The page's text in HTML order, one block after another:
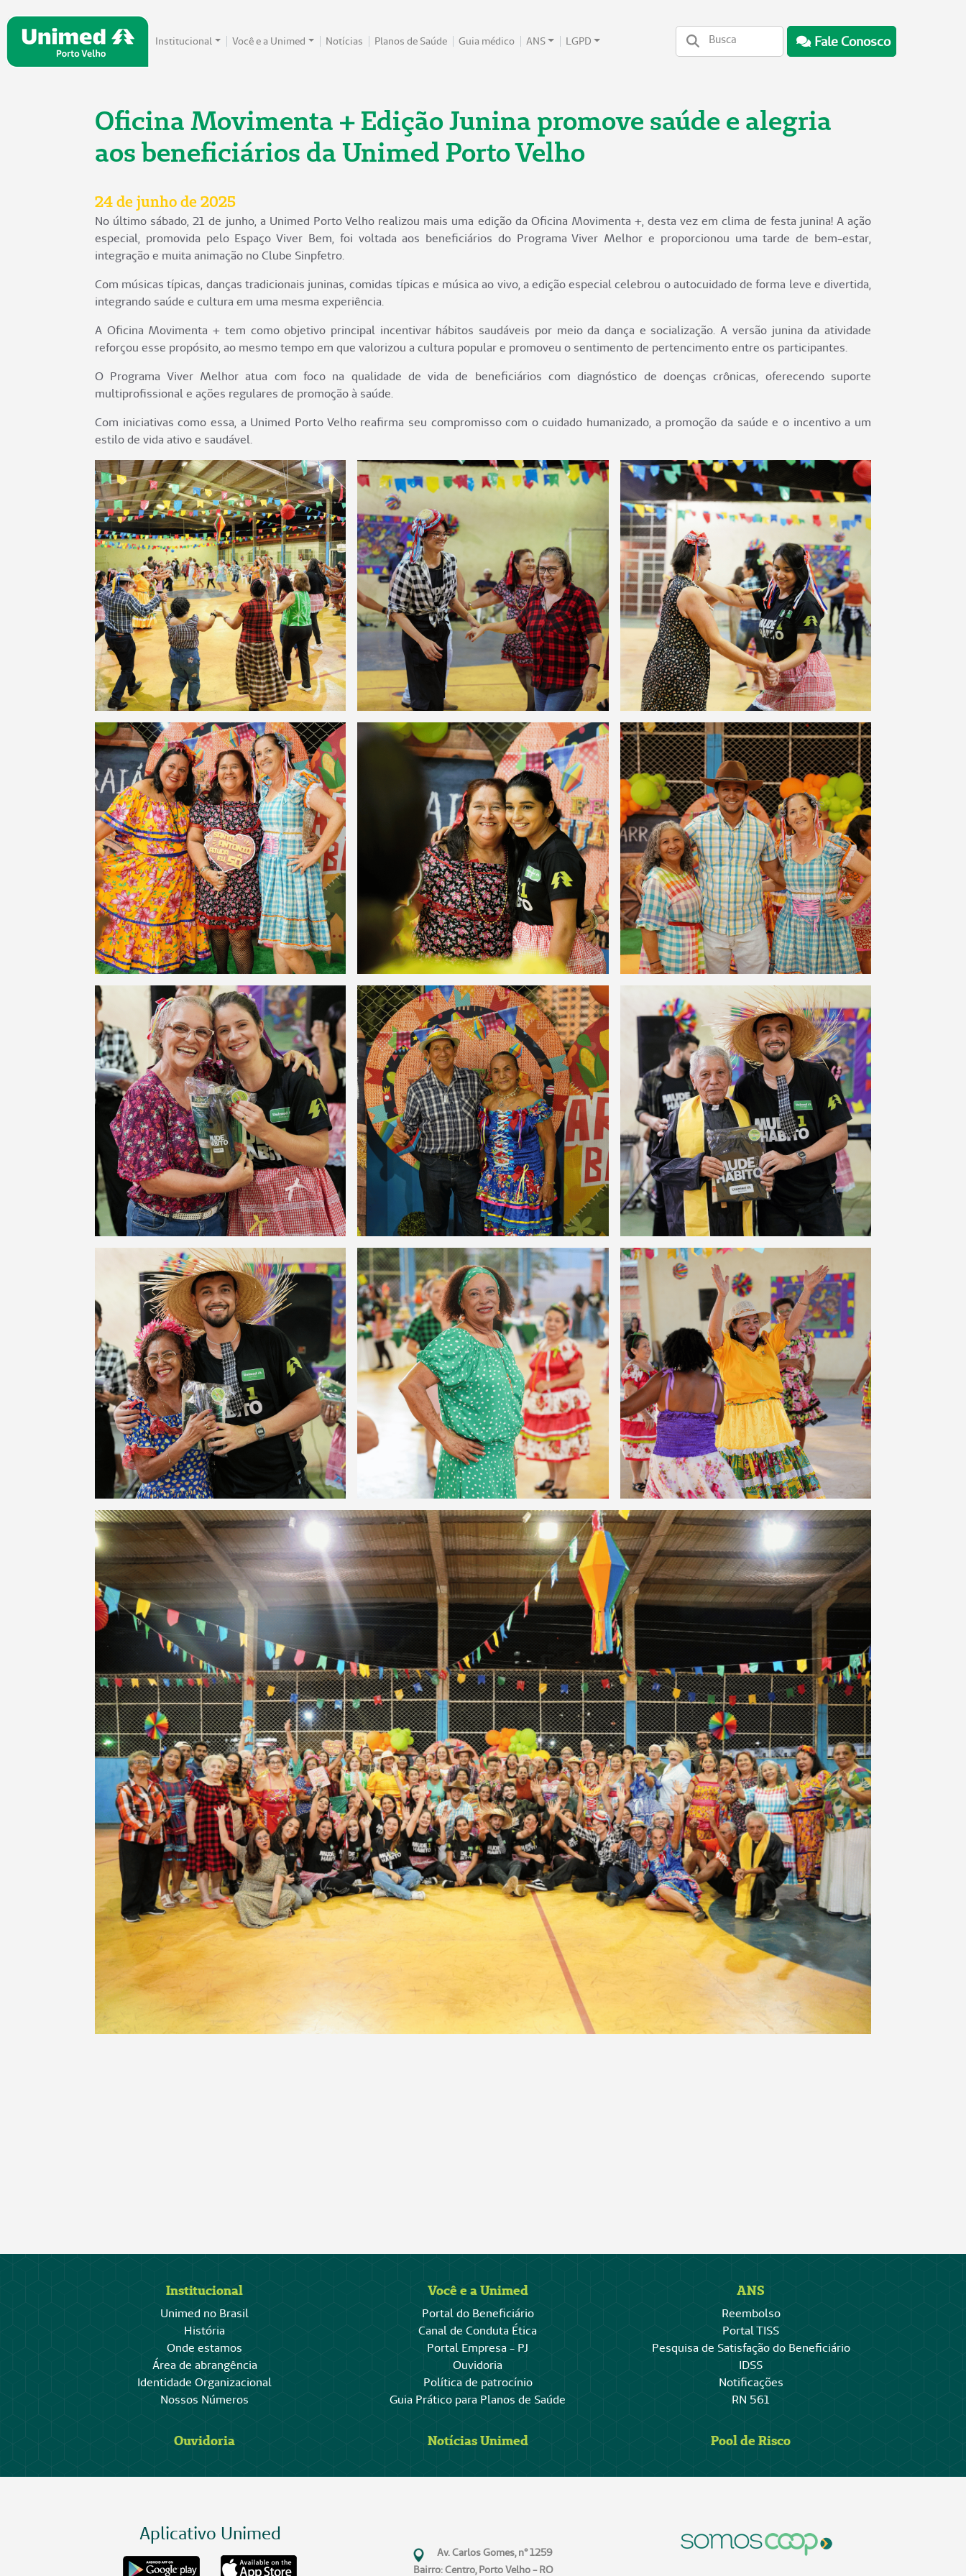
Institucional Você e a Unimed Notícias Planos de Saúde Guia médico ANS LGPD Fale Conosco
Oficina Movimenta + Edição Junina promove saúde e alegria
aos beneficiários da Unimed Porto Velho
24 de junho de 2025
No último sábado, 21 de junho, a Unimed Porto Velho realizou mais uma edição da Oficina Movimenta +, desta vez em clima de festa junina! A ação
especial, promovida pelo Espaço Viver Bem, foi voltada aos beneficiários do Programa Viver Melhor e proporcionou uma tarde de bem-estar,
integração e muita animação no Clube Sinpfetro.
Com músicas típicas, danças tradicionais juninas, comidas típicas e música ao vivo, a edição especial celebrou o autocuidado de forma leve e divertida,
integrando saúde e cultura em uma mesma experiência.
A Oficina Movimenta + tem como objetivo principal incentivar hábitos saudáveis por meio da dança e socialização. A versão junina da atividade
reforçou esse propósito, ao mesmo tempo em que valorizou a cultura popular e promoveu o sentimento de pertencimento entre os participantes.
O Programa Viver Melhor atua com foco na qualidade de vida de beneficiários com diagnóstico de doenças crônicas, oferecendo suporte
multiprofissional e ações regulares de promoção à saúde.
Com iniciativas como essa, a Unimed Porto Velho reafirma seu compromisso com o cuidado humanizado, a promoção da saúde e o incentivo a um
estilo de vida ativo e saudável.
Institucional
Unimed no Brasil
História
Onde estamos
Área de abrangência
Identidade Organizacional
Nossos Números
Você e a Unimed
Portal do Beneficiário
Canal de Conduta Ética
Portal Empresa - PJ
Ouvidoria
Política de patrocínio
Guia Prático para Planos de Saúde
ANS
Reembolso
Portal TISS
Pesquisa de Satisfação do Beneficiário
IDSS
Notificações
RN 561
Ouvidoria Notícias Unimed Pool de Risco
Aplicativo Unimed
Av. Carlos Gomes, n° 1259
Bairro: Centro, Porto Velho - RO